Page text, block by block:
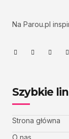
Na Parou.pl
Szybkie
Strona główna
O nas